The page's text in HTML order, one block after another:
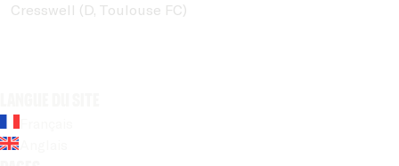
Cresswell (D, Toulouse FC)